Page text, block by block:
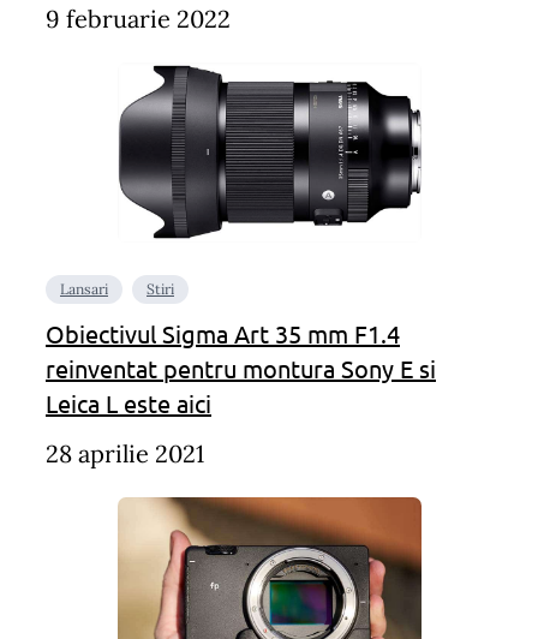
9 februarie 2022
Lansari Stiri
Obiectivul Sigma Art 35 mm F1.4
reinventat pentru montura Sony E si
Leica L este aici
28 aprilie 2021